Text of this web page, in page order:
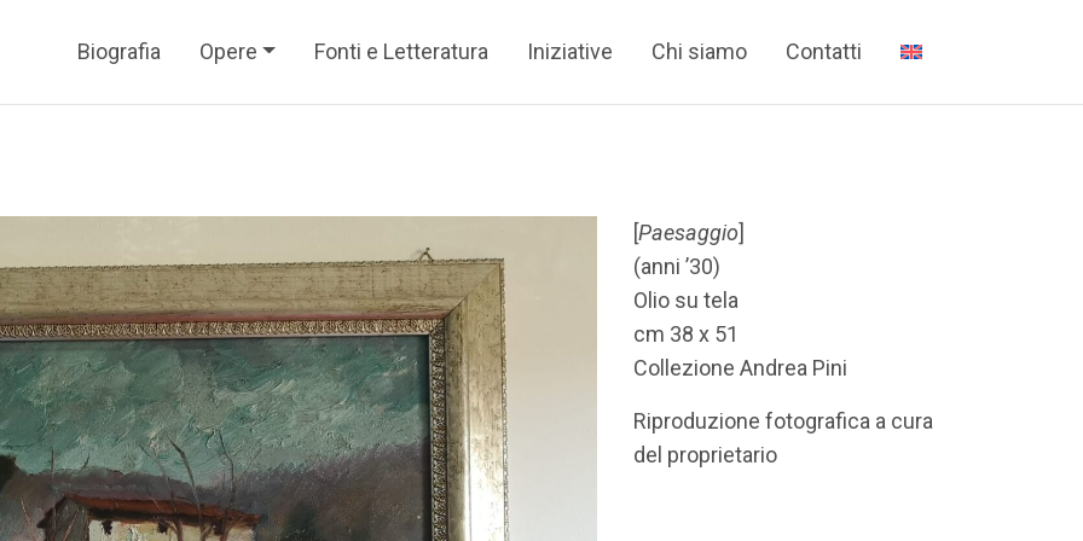
Biografia
Opere Fonti e Letteratura Iniziative Chi siamo Contatti
[Paesaggio]
(anni ’30)
Olio su tela
cm 38 x 51
Collezione Andrea Pini
Riproduzione fotografica a cura
del proprietario